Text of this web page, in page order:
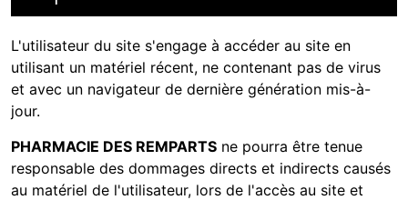
L'utilisateur du site s'engage à accéder au site en
utilisant un matériel récent, ne contenant pas de virus
et avec un navigateur de dernière génération mis-à-
jour.
PHARMACIE DES REMPARTS ne pourra être tenue
responsable des dommages directs et indirects causés
au matériel de l'utilisateur, lors de l'accès au site et